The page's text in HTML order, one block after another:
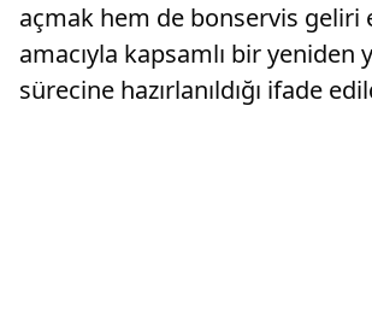
açmak hem de bonservis geliri
amacıyla kapsamlı bir yeniden
sürecine hazırlanıldığı ifade